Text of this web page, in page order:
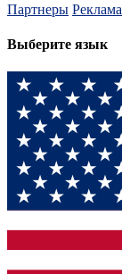
Партнеры Реклама
Выберите язык